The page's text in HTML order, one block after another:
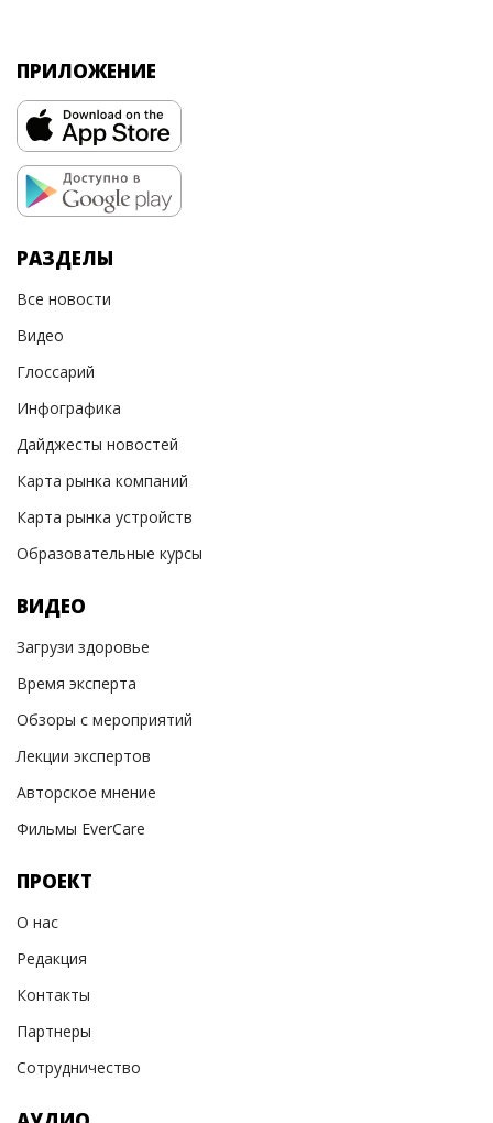
ПРИЛОЖЕНИЕ
РАЗДЕЛЫ
Все новости
Видео
Глоссарий
Инфографика
Дайджесты новостей
Карта рынка компаний
Карта рынка устройств
Образовательные курсы
ВИДЕО
Загрузи здоровье
Время эксперта
Обзоры с мероприятий
Лекции экспертов
Авторское мнение
Фильмы EverCare
ПРОЕКТ
О нас
Редакция
Контакты
Партнеры
Сотрудничество